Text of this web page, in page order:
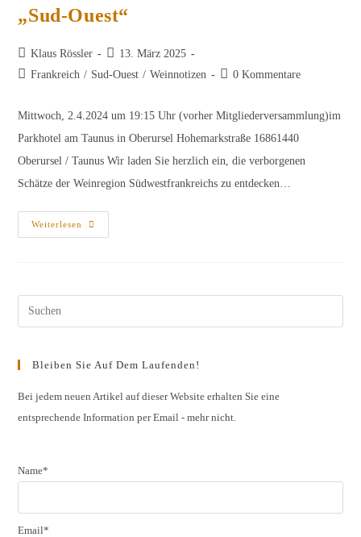
„Sud-Ouest“
Beitrags-
Autor:
Klaus Rössler
Beitrag
veröffentlicht:
13. März 2025
Beitrags-
Frankreich / Sud-Ouest / Weinnotizen
Beitrags-
0 Kommentare
Mittwoch, 2.4.2024 um 19:15 Uhr (vorher Mitgliederversammlung)im
Parkhotel am Taunus in Oberursel Hohemarkstraße 16861440
Oberursel / Taunus Wir laden Sie herzlich ein, die verborgenen
Schätze der Weinregion Südwestfrankreichs zu entdecken…
Weiterlesen
Einladung
Weinprobe
Bleiben Sie Auf Dem Laufenden!
Bei jedem neuen Artikel auf dieser Website erhalten Sie eine
entsprechende Information per Email - mehr nicht.
Name*
Email*